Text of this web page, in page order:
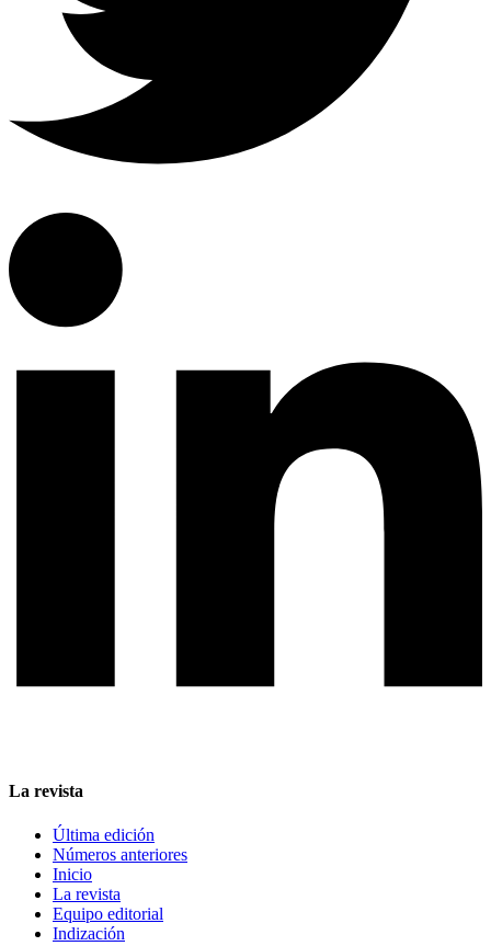
La revista
Última edición
Números anteriores
Inicio
La revista
Equipo editorial
Indización